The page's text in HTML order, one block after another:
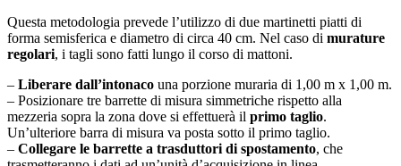
Questa metodologia prevede l’utilizzo di due martinetti piatti di
forma semisferica e diametro di circa 40 cm. Nel caso di murature
regolari, i tagli sono fatti lungo il corso di mattoni.
– Liberare dall’intonaco una porzione muraria di 1,00 m x 1,00 m.
– Posizionare tre barrette di misura simmetriche rispetto alla
mezzeria sopra la zona dove si effettuerà il primo taglio.
Un’ulteriore barra di misura va posta sotto il primo taglio.
– Collegare le barrette a trasduttori di spostamento, che